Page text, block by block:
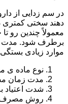
در سم زدایی از
دهند سختی کمتری
معمولاً چندین رو
برطرف شود. مدت
موارد زیادی
نوع ماده ی
مدت زمان
شدت اعتیاد
روش مصرف